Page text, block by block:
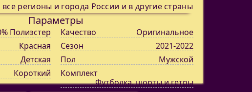
все регионы и города России и в другие страны
Параметры
Полиэстер Качество
Оригинальное
Красная Сезон
2021-2022
Детская Пол
Мужской
Короткий
Комплект
Футболка, шорты и гетры